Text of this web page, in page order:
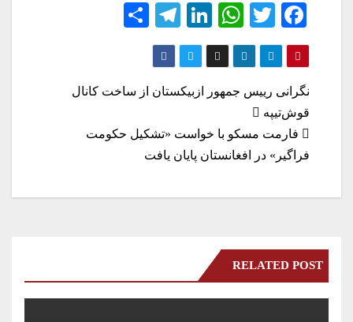
Fa
ce
bo
ok
T
wi
tte
r
W
ha
ts
A
Li
nk
ed
In
Te
le
gr
a
راهبری
نوشته
نگرانی رییس جمهور ازبیکستان از ساخت کانال
قوش‌تیپه
فارمت مسکو با خواست «تشکیل حکومت
فراگیر» در افغانستان پایان یافت
RELATED POST